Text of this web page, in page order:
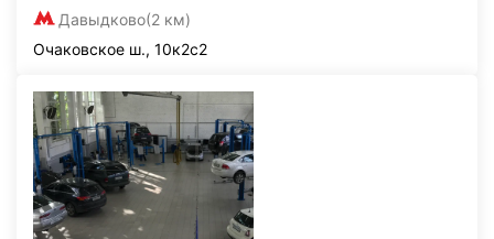
Давыдково(2 км)
Очаковское ш., 10к2с2